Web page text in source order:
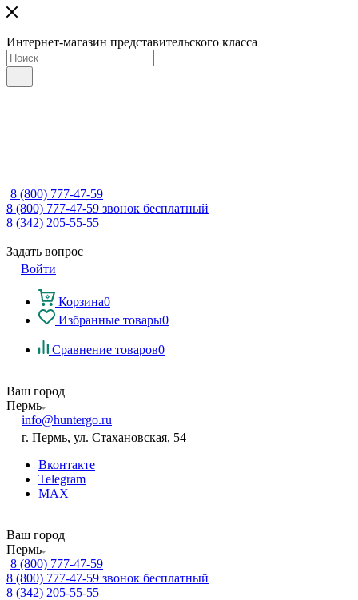
Интернет-магазин представительского класса
8 (800) 777-47-59
8 (800) 777-47-59 звонок бесплатный
8 (342) 205-55-55
Задать вопрос
Войти
Корзина0
Избранные товары0
Сравнение товаров0
Ваш город
Пермь
info@huntergo.ru
г. Пермь, ул. Стахановская, 54
Вконтакте
Telegram
MAX
Ваш город
Пермь
8 (800) 777-47-59
8 (800) 777-47-59 звонок бесплатный
8 (342) 205-55-55